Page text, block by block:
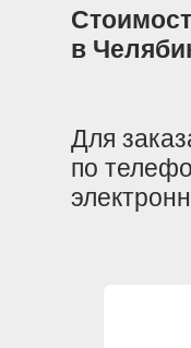
в
Для
по